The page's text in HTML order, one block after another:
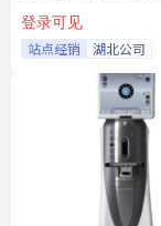
登录可见
站点经销 湖北公司